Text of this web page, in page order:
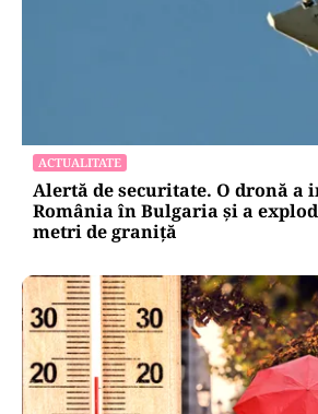
ACTUALITATE
Alertă de securitate. O dronă a
România în Bulgaria şi a
metri de graniţă